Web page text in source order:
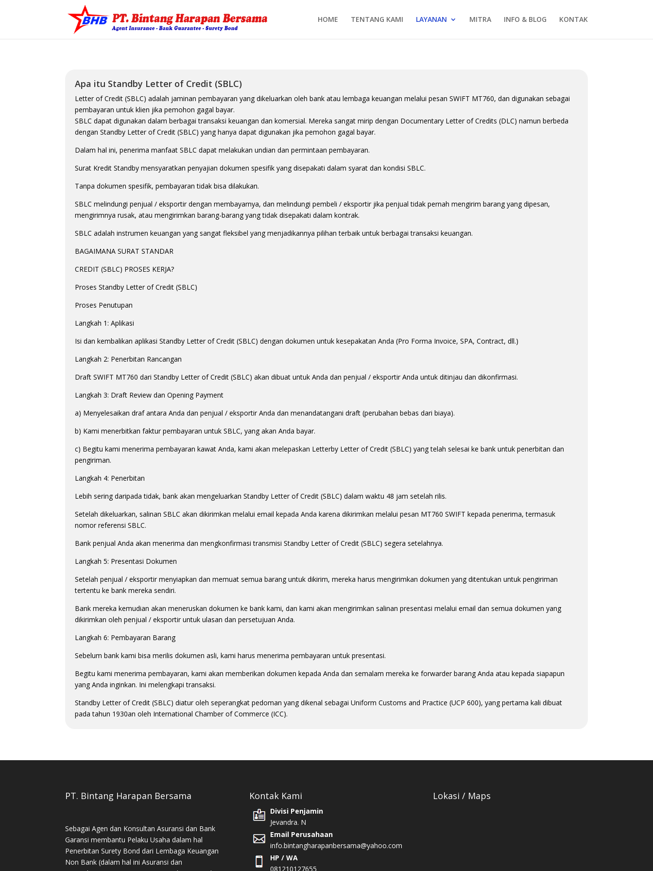
HOME TENTANG KAMI LAYANAN MITRA INFO & BLOG KONTAK
Apa itu Standby Letter of Credit (SBLC)
Letter of Credit (SBLC) adalah jaminan pembayaran yang dikeluarkan oleh bank atau lembaga keuangan melalui pesan SWIFT MT760, dan digunakan sebagai
pembayaran untuk klien jika pemohon gagal bayar.
SBLC dapat digunakan dalam berbagai transaksi keuangan dan komersial. Mereka sangat mirip dengan Documentary Letter of Credits (DLC) namun berbeda
dengan Standby Letter of Credit (SBLC) yang hanya dapat digunakan jika pemohon gagal bayar.
Dalam hal ini, penerima manfaat SBLC dapat melakukan undian dan permintaan pembayaran.
Surat Kredit Standby mensyaratkan penyajian dokumen spesifik yang disepakati dalam syarat dan kondisi SBLC.
Tanpa dokumen spesifik, pembayaran tidak bisa dilakukan.
SBLC melindungi penjual / eksportir dengan membayarnya, dan melindungi pembeli / eksportir jika penjual tidak pernah mengirim barang yang dipesan,
mengirimnya rusak, atau mengirimkan barang-barang yang tidak disepakati dalam kontrak.
SBLC adalah instrumen keuangan yang sangat fleksibel yang menjadikannya pilihan terbaik untuk berbagai transaksi keuangan.
BAGAIMANA SURAT STANDAR
CREDIT (SBLC) PROSES KERJA?
Proses Standby Letter of Credit (SBLC)
Proses Penutupan
Langkah 1: Aplikasi
Isi dan kembalikan aplikasi Standby Letter of Credit (SBLC) dengan dokumen untuk kesepakatan Anda (Pro Forma Invoice, SPA, Contract, dll.)
Langkah 2: Penerbitan Rancangan
Draft SWIFT MT760 dari Standby Letter of Credit (SBLC) akan dibuat untuk Anda dan penjual / eksportir Anda untuk ditinjau dan dikonfirmasi.
Langkah 3: Draft Review dan Opening Payment
a) Menyelesaikan draf antara Anda dan penjual / eksportir Anda dan menandatangani draft (perubahan bebas dari biaya).
b) Kami menerbitkan faktur pembayaran untuk SBLC, yang akan Anda bayar.
c) Begitu kami menerima pembayaran kawat Anda, kami akan melepaskan Letterby Letter of Credit (SBLC) yang telah selesai ke bank untuk penerbitan dan
pengiriman.
Langkah 4: Penerbitan
Lebih sering daripada tidak, bank akan mengeluarkan Standby Letter of Credit (SBLC) dalam waktu 48 jam setelah rilis.
Setelah dikeluarkan, salinan SBLC akan dikirimkan melalui email kepada Anda karena dikirimkan melalui pesan MT760 SWIFT kepada penerima, termasuk
nomor referensi SBLC.
Bank penjual Anda akan menerima dan mengkonfirmasi transmisi Standby Letter of Credit (SBLC) segera setelahnya.
Langkah 5: Presentasi Dokumen
Setelah penjual / eksportir menyiapkan dan memuat semua barang untuk dikirim, mereka harus mengirimkan dokumen yang ditentukan untuk pengiriman
tertentu ke bank mereka sendiri.
Bank mereka kemudian akan meneruskan dokumen ke bank kami, dan kami akan mengirimkan salinan presentasi melalui email dan semua dokumen yang
dikirimkan oleh penjual / eksportir untuk ulasan dan persetujuan Anda.
Langkah 6: Pembayaran Barang
Sebelum bank kami bisa merilis dokumen asli, kami harus menerima pembayaran untuk presentasi.
Begitu kami menerima pembayaran, kami akan memberikan dokumen kepada Anda dan semalam mereka ke forwarder barang Anda atau kepada siapapun
yang Anda inginkan. Ini melengkapi transaksi.
Standby Letter of Credit (SBLC) diatur oleh seperangkat pedoman yang dikenal sebagai Uniform Customs and Practice (UCP 600), yang pertama kali dibuat
pada tahun 1930an oleh International Chamber of Commerce (ICC).
PT. Bintang Harapan Bersama
Sebagai Agen dan Konsultan Asuransi dan Bank
Garansi membantu Pelaku Usaha dalam hal
Penerbitan Surety Bond dari Lembaga Keuangan
Non Bank (dalam hal ini Asuransi dan
Kontak Kami
Divisi Penjamin
Jevandra. N
Email Perusahaan
info.bintangharapanbersama@yahoo.com
HP / WA
081210127655
Lokasi / Maps